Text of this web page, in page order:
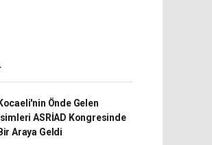
Kocaeli'nin Önde Gelen
ASRİAD Kongresinde
Bir Araya Geldi